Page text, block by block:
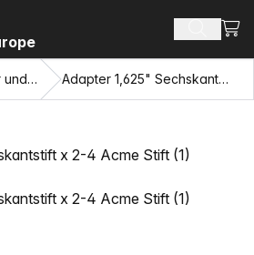
Adapter und Ziehaugen Adapter 1,625" Sechskantstift x 2-4 Acme Stift